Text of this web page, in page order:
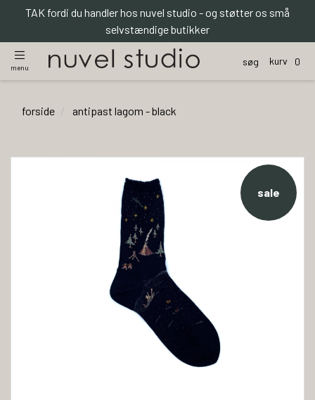
TAK fordi du handler hos nuvel studio - og støtter os små
selvstændige butikker
menu
søg kurv 0
forside antipast lagom - black
sale